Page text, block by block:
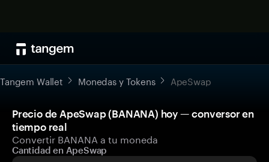
Tangem Wallet Monedas y Tokens ApeSwap
Precio de ApeSwap (BANANA) hoy — conversor en
tiempo real
Convertir BANANA a tu moneda
Cantidad en ApeSwap